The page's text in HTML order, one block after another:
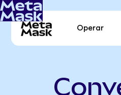
Operar